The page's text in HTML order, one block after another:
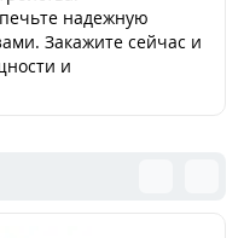
надежную
Закажите сейчас и
и